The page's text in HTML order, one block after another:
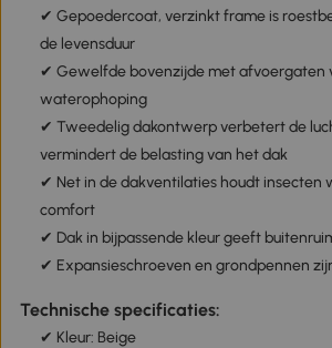
✔ Gepoedercoat, verzinkt frame is
de levensduur
✔ Gewelfde bovenzijde met afvoergaten
waterophoping
✔ Tweedelig dakontwerp verbetert de
vermindert de belasting van het dak
✔ Net in de dakventilaties houdt insecten
comfort
✔ Dak in bijpassende kleur geeft
✔ Expansieschroeven en grondpennen
Technische specificaties:
✔ Kleur: Beige